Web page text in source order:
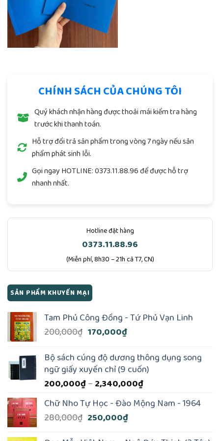
CHÍNH SÁCH CỦA CHÚNG TÔI
Quý khách nhận hàng được thoải mái kiểm tra hàng
trước khi thanh toán.
Hỗ trợ đổi trả sản phẩm trong vòng 7 ngày nếu sản
phẩm phát sinh lỗi.
Gọi ngay HOTLINE: 0373.11.88.96để được hỗ trợ
nhanh nhất.
Hotline đặt hàng
0373.11.88.96
(Miễn phí, 8h30 – 21h cả T7, CN)
SẢN PHẨM KHUYẾN MẠI
Tam Phủ Công Đồng - Tứ Phủ Vạn Linh
200,000₫ Giá
là:
200,000₫.
170,000₫Giá
tại
là:
170,000₫.
Bộ sách cúng độ dương thông dụng song
ngữ giấy xuyến chỉ (9 cuốn)
200,000₫– 2,340,000₫Khoảng
từ
Chữ Nho Tự Học - Đào Mộng Nam - 1964
280,000₫ Giá
250,000₫Giá